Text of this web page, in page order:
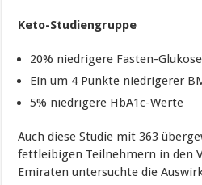
Keto-Studiengruppe
20% niedrigere Fasten-
Ein um 4 Punkte niedrigerer
5% niedrigere HbA1c-Werte
Auch diese Studie mit 363
fettleibigen Teilnehmern in den
Emiraten untersuchte die